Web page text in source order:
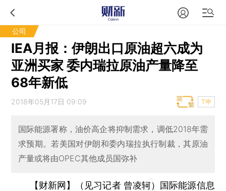
公司
IEA月报：伊朗出口原油超六成为
亚洲买家 委内瑞拉原油产量降至
68年新低
2018年05月17日 09:09 T中
国际能源署称，油价高企将抑制需求，调低2018年需
求预期。若美国对伊朗和委内瑞拉执行制裁，其原油
产量或将由OPEC其他成员国弥补
【财新网】（见习记者 曾凌轲） 国际能源信息